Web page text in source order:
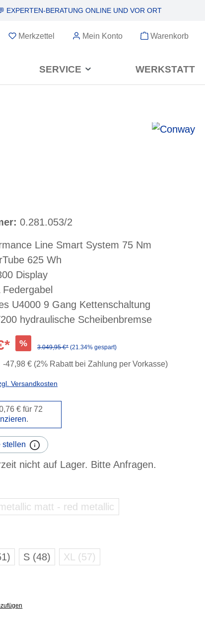
EXPERTEN-BERATUNG ONLINE UND VOR ORT
Merkzettel Mein Konto Warenkorb
SERVICE WERKSTATT
0.281.053/2
Line Smart System 75 Nm
625 Wh
Display
U4000 9 Gang Kettenschaltung
hydraulische Scheibenbremse
% 3.049,95 €* (21.34% gespart)
-47,98 € (2% Rabatt bei Zahlung per Vorkasse)
Versandkosten
€ für 72
.
stellen
nicht auf Lager. Bitte Anfragen.
matt - red metallic
(zurzeit nicht verfügbar.)
verfügbar.)
S (48) XL (57)
(zurzeit nicht verfügbar.)